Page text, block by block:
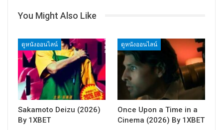
You Might Also Like
ดูหนังออนไลน์
Sakamoto Deizu (2026)
By 1XBET
ดูหนังออนไลน์
Once Upon a Time in a
Cinema (2026) By 1XBET